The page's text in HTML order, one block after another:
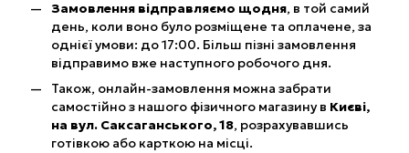
Замовлення відправляємо щодня, в той самий
день, коли воно було розміщене та оплачене, за
однієї умови: до 17:00. Більш пізні замовлення
відправимо вже наступного робочого дня.
Також, онлайн-замовлення можна забрати
самостійно з нашого фізичного магазину в Києві,
на вул. Саксаганського, 18, розрахувавшись
готівкою або карткою на місці.